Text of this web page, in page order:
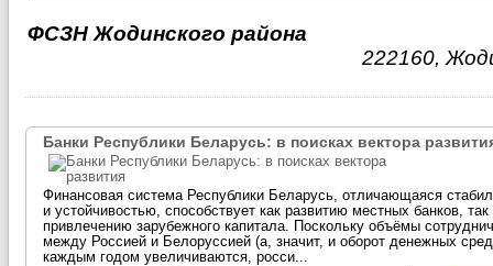
ФСЗН Жодинского района
222160,
Банки Республики Беларусь: в поисках вектора
Финансовая система Республики Беларусь, отличающаяся
и устойчивостью, способствует как развитию местных банков, так
привлечению зарубежного капитала. Поскольку объёмы
между Россией и Белоруссией (а, значит, и оборот денежных
каждым годом увеличиваются, росси...